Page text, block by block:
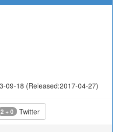
09-18 (Released:2017-04-27)
2 + 0 Twitter